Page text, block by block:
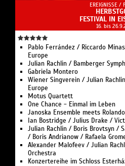
EREIGNISSE /
FESTIVAL IN
16. bis
Pablo Ferrández / Riccardo
Europe
Julian Rachlin / Bamberger
Gabriela Montero
Wiener Singverein / Julian
Europe
Motus Quartett
One Chance - Einmal im Leben
Janoska Ensemble meets
Ian Bostridge / Julius Drake /
Julian Rachlin / Boris Brovtsyn /
/ Boris Andrianow / Rafaela
Alexander Malofeev / Julian
Orchestra
Konzertereihe im Schloss